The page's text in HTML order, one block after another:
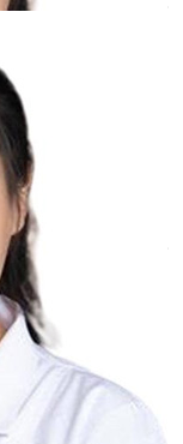
去医院做一
，可以考虑
、子宫也会
肺部被挤
等不适感；
食物，比如
是胸膜炎、
肿瘤、心绞
和纤维囊性
者非月经周
应，跟乳腺癌
癌，也可能